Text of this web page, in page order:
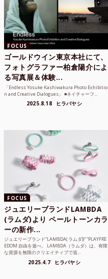
FOCUS
ゴールドウイン東京本社にて、
フォトグラファー柏倉陽介によ
る写真展＆体験...
「Endless Yosuke Kashiwakura Photo Exhibitio
n and Creative Dialogues」 ■ネイチャーフ...
2025.8.18 ヒラバヤシ
FOCUS
ジュエリーブランドLAMBDA
(ラムダ)より ペールトーンカラ
ーの新作...
ジュエリーブランド“LAMBDA( ラムダ))” “PLAYFRE
EDOM 自由を遊べ。 LAMBDA（ラムダ）は、有限
な資源を無限のクリエイティブで追...
2025.4.7 ヒラバヤシ